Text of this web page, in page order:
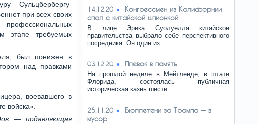
Сульцбербергу-
при всех своих
этапе требуемых
был понижен в
над правками
воевавшего в
войска».
— подавляющая
14.12.20
Конгрессмен из Калифорнии
спал с китайской шпионкой
В лице Эрика Суолуелла китайское
правительства выбрало себе перспективного
посредника. Он один из…
03.12.20 Плевок в память
На прошлой неделе в Мейтленде, в штате
Флорида, состоялась публичная
историческая казнь шести…
25.11.20
Бюллетени за Трампа — в
мусор